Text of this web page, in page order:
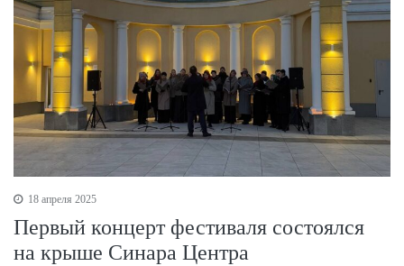
18 апреля 2025
Первый концерт фестиваля состоялся
на крыше Синара Центра